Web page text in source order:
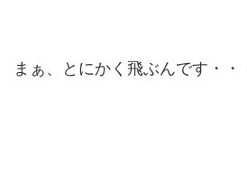
まぁ、とにかく飛ぶんです・・